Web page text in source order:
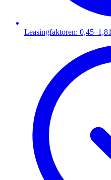
Leasingfaktoren: 0,45–1,81